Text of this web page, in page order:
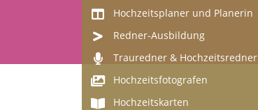
Hochzeitsplaner und Planerin
Redner-Ausbildung
Trauredner & Hochzeitsredner
Hochzeitsfotografen
Hochzeitskarten